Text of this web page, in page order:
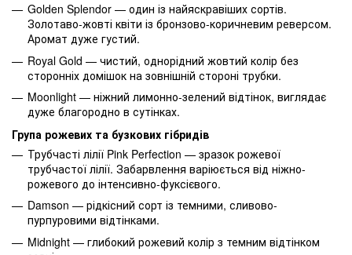
Golden Splendor — один із найяскравіших сортів.
Золотаво-жовті квіти із бронзово-коричневим реверсом.
Аромат дуже густий.
Royal Gold — чистий, однорідний жовтий колір без
сторонніх домішок на зовнішній стороні трубки.
Moonlight — ніжний лимонно-зелений відтінок, виглядає
дуже благородно в сутінках.
Група рожевих та бузкових гібридів
Трубчасті лілії Pink Perfection — зразок рожевої
трубчастої лілії. Забарвлення варіюється від ніжно-
рожевого до інтенсивно-фуксієвого.
Damson — рідкісний сорт із темними, сливово-
пурпуровими відтінками.
Midnight — глибокий рожевий колір з темним відтінком